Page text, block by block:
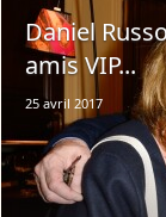
Daniel
amis VIP...
25 avril 2017